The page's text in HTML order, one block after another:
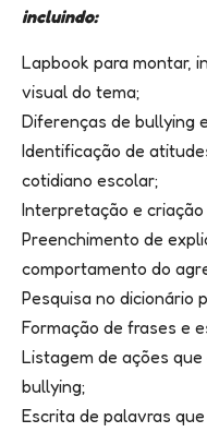
incluindo:
Lapbook para montar,
visual do tema;
Diferenças de bullying
Identificação de
cotidiano escolar;
Interpretação e
Preenchimento de
comportamento do
Pesquisa no dicionário
Formação de frases e
Listagem de ações
bullying;
Escrita de palavras